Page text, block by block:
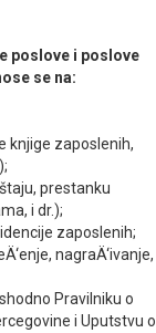
poslove i poslove
se na:
knjige zaposlenih,
prestanku
i dr.);
zaposlenih;
nagraÄ‘ivanje,
Pravilniku o
i Uputstvu o